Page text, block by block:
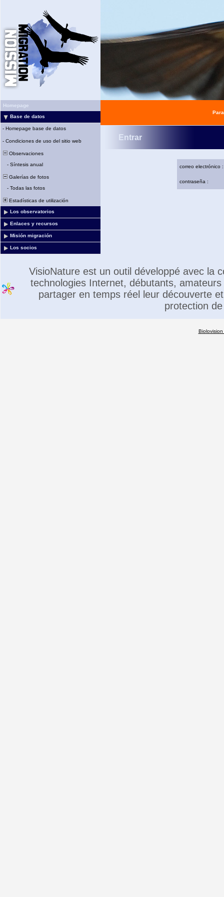
Homepage
Base de datos
- Homepage base de datos
- Condiciones de uso del sitio web
Observaciones
- Síntesis anual
Galerías de fotos
- Todas las fotos
Estadísticas de utilización
Los observatorios
Enlaces y recursos
Misión migración
Los socios
Entrar
correo electrónico :
contraseña :
VisioNature est un outil développé avec la
technologies Internet, débutants,
partager en temps réel leur découverte
protection
Biolovision